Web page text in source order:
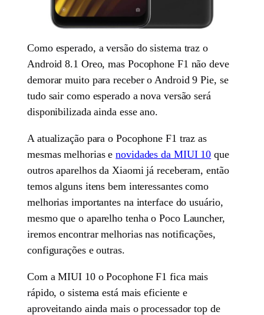
Como esperado, a versão do sistema traz o
Android 8.1 Oreo, mas Pocophone F1 não deve
demorar muito para receber o Android 9 Pie, se
tudo sair como esperado a nova versão será
disponibilizada ainda esse ano.
A atualização para o Pocophone F1 traz as
mesmas melhorias enovidades da MIUI 10 que
outros aparelhos da Xiaomi já receberam, então
temos alguns itens bem interessantes como
melhorias importantes na interface do usuário,
mesmo que o aparelho tenha o Poco Launcher,
iremos encontrar melhorias nas notificações,
configurações e outras.
Com a MIUI 10 o Pocophone F1 fica mais
rápido, o sistema está mais eficiente e
aproveitando ainda mais o processador top de